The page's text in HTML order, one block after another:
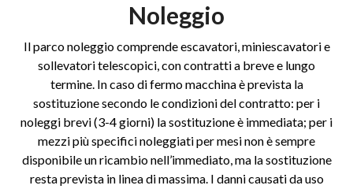
Noleggio
Il parco noleggio comprende escavatori, miniescavatori e
sollevatori telescopici, con contratti a breve e lungo
termine. In caso di fermo macchina è prevista la
sostituzione secondo le condizioni del contratto: per i
noleggi brevi (3-4 giorni) la sostituzione è immediata; per i
mezzi più specifici noleggiati per mesi non è sempre
disponibile un ricambio nell’immediato, ma la sostituzione
resta prevista in linea di massima. I danni causati da uso